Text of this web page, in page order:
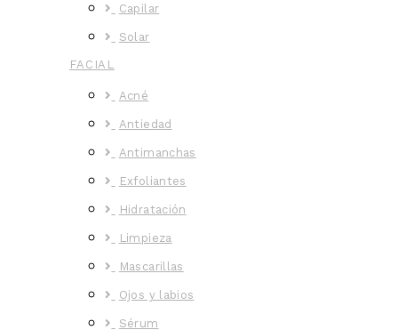
Capilar
Solar
FACIAL
Acné
Antiedad
Antimanchas
Exfoliantes
Hidratación
Limpieza
Mascarillas
Ojos y labios
Sérum